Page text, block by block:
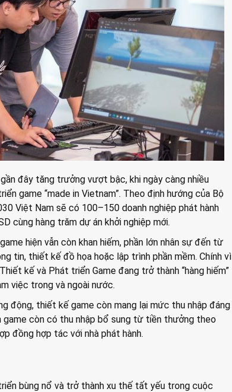
đây tăng trưởng vượt bậc, khi ngày càng nhiều
game “made in Vietnam”. Theo định hướng của Bộ
Việt Nam sẽ có 100–150 doanh nghiệp phát hành
cùng hàng trăm dự án khởi nghiệp mới.
hiện vẫn còn khan hiếm, phần lớn nhân sự đến từ
tin, thiết kế đồ họa hoặc lập trình phần mềm. Chính vì
kế và Phát triển Game đang trở thành “hàng hiếm”
việc trong và ngoài nước.
động, thiết kế game còn mang lại mức thu nhập đáng
game còn có thu nhập bổ sung từ tiền thưởng theo
đồng hợp tác với nhà phát hành.
bùng nổ và trở thành xu thế tất yếu trong cuộc